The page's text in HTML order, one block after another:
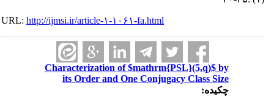
URL:http://ijmsi.ir/article-۱-۱۰۶۱-fa.html
Characterization of $mathrm{PSL}(5,q)$ by
its Order and One Conjugacy Class Size
چکیده: